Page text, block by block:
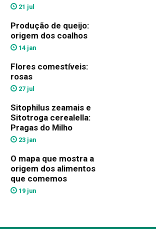
21 jul
Produção de queijo:
origem dos coalhos
14 jan
Flores comestíveis:
rosas
27 jul
Sitophilus zeamais e
Sitotroga cerealella:
Pragas do Milho
23 jan
O mapa que mostra a
origem dos alimentos
que comemos
19 jun